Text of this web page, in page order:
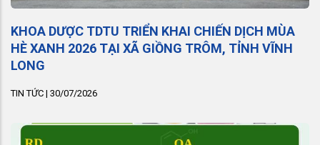
KHOA DƯỢC TDTU TRIỂN KHAI CHIẾN DỊCH MÙA
HÈ XANH 2026 TẠI XÃ GIỒNG TRÔM, TỈNH VĨNH
LONG
TIN TỨC | 30/07/2026